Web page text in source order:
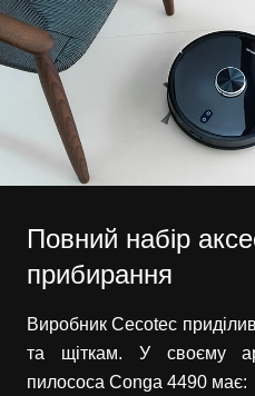
Повний набір
прибирання
Виробник Cecotec
та щіткам. У своєму
пилососа Conga 4490 має: